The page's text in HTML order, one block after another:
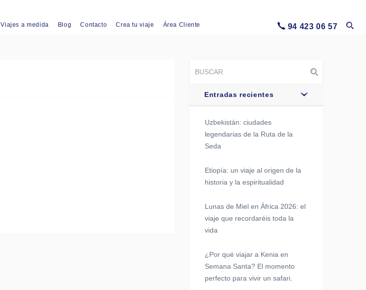
Viajes a medida Blog Contacto Crea tu viaje Área Cliente 94 423 06 57
Entradas recientes
Uzbekistán: ciudades
legendarias de la Ruta de la
Seda
Etiopía: un viaje al origen de la
historia y la espiritualidad
Lunas de Miel en África 2026: el
viaje que recordaréis toda la
vida
¿Por qué viajar a Kenia en
Semana Santa? El momento
perfecto para vivir un safari.